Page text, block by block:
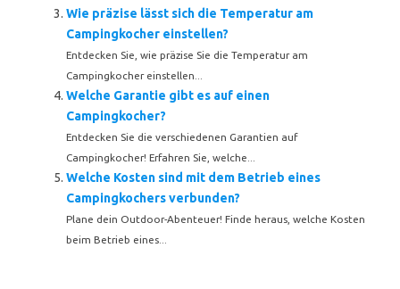
Wie präzise lässt sich die Temperatur am
Campingkocher einstellen?
Entdecken Sie, wie präzise Sie die Temperatur am
Campingkocher einstellen...
Welche Garantie gibt es auf einen
Campingkocher?
Entdecken Sie die verschiedenen Garantien auf
Campingkocher! Erfahren Sie, welche...
Welche Kosten sind mit dem Betrieb eines
Campingkochers verbunden?
Plane dein Outdoor-Abenteuer! Finde heraus, welche Kosten
beim Betrieb eines...